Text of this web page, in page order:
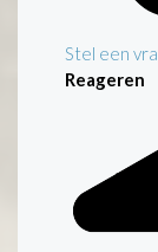
Stel een
Reageren